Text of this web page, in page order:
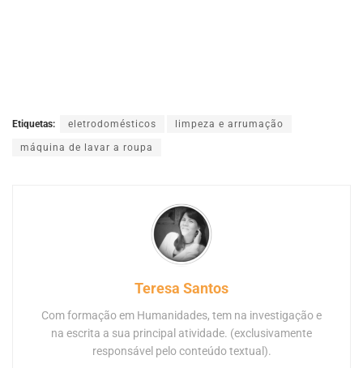
Etiquetas: eletrodomésticos limpeza e arrumação
máquina de lavar a roupa
Teresa Santos
Com formação em Humanidades, tem na investigação e
na escrita a sua principal atividade. (exclusivamente
responsável pelo conteúdo textual).